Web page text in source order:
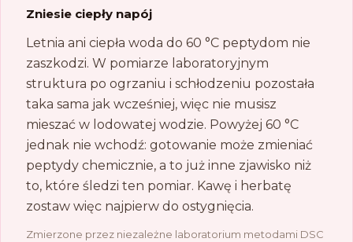
Zniesie ciepły napój
Letnia ani ciepła woda do 60 °C peptydom nie
zaszkodzi. W pomiarze laboratoryjnym
struktura po ogrzaniu i schłodzeniu pozostała
taka sama jak wcześniej, więc nie musisz
mieszać w lodowatej wodzie. Powyżej 60 °C
jednak nie wchodź: gotowanie może zmieniać
peptydy chemicznie, a to już inne zjawisko niż
to, które śledzi ten pomiar. Kawę i herbatę
zostaw więc najpierw do ostygnięcia.
Zmierzone przez niezależne laboratorium metodami DSC